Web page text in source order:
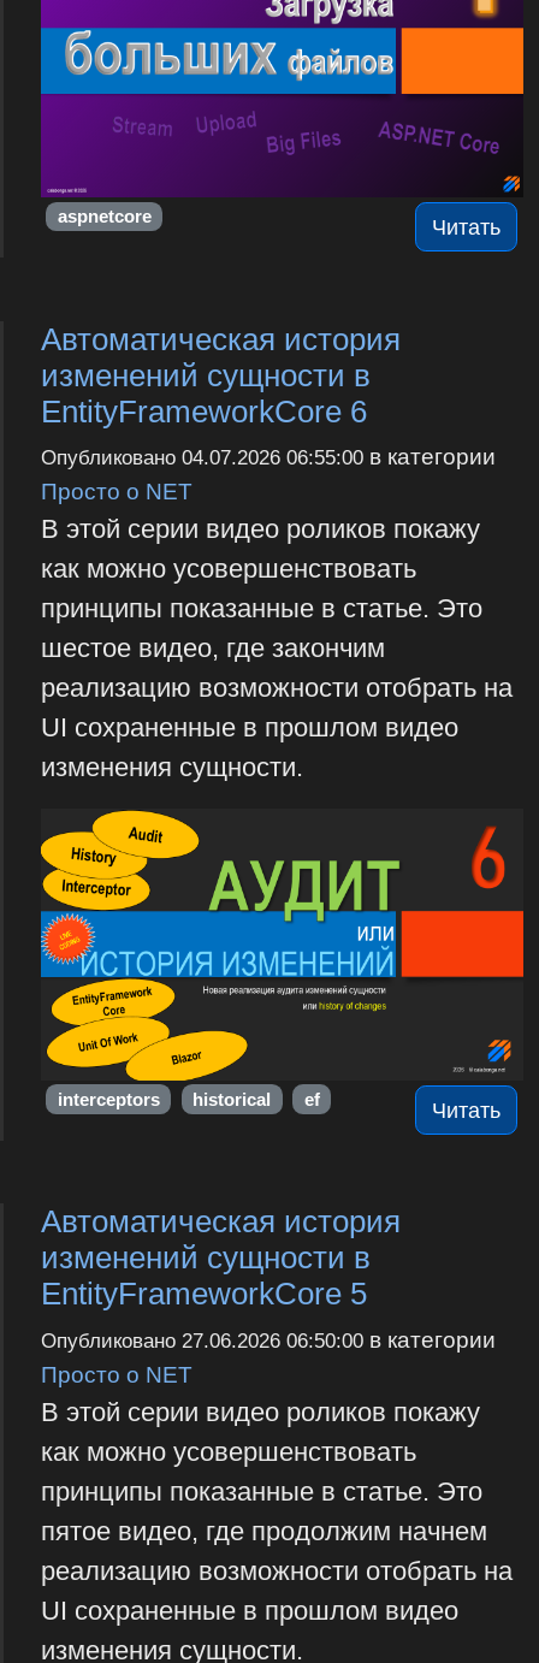
Читать
aspnetcore
Автоматическая история
изменений сущности в
EntityFrameworkCore 6
Опубликовано 04.07.2026 06:55:00в категории
Просто о NET
В этой серии видео роликов покажу
как можно усовершенствовать
принципы показанные в статье. Это
шестое видео, где закончим
реализацию возможности отобрать на
UI сохраненные в прошлом видео
изменения сущности.
Читать
interceptors historical ef
Автоматическая история
изменений сущности в
EntityFrameworkCore 5
Опубликовано 27.06.2026 06:50:00в категории
Просто о NET
В этой серии видео роликов покажу
как можно усовершенствовать
принципы показанные в статье. Это
пятое видео, где продолжим начнем
реализацию возможности отобрать на
UI сохраненные в прошлом видео
изменения сущности.